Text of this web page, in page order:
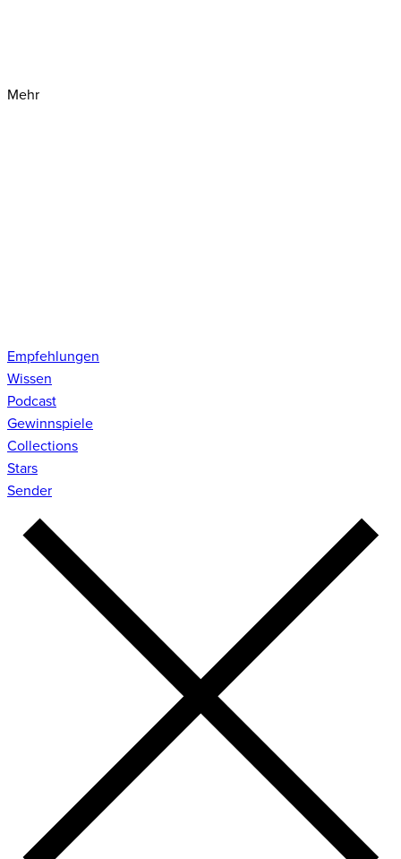
Mehr
Empfehlungen
Wissen
Podcast
Gewinnspiele
Collections
Stars
Sender